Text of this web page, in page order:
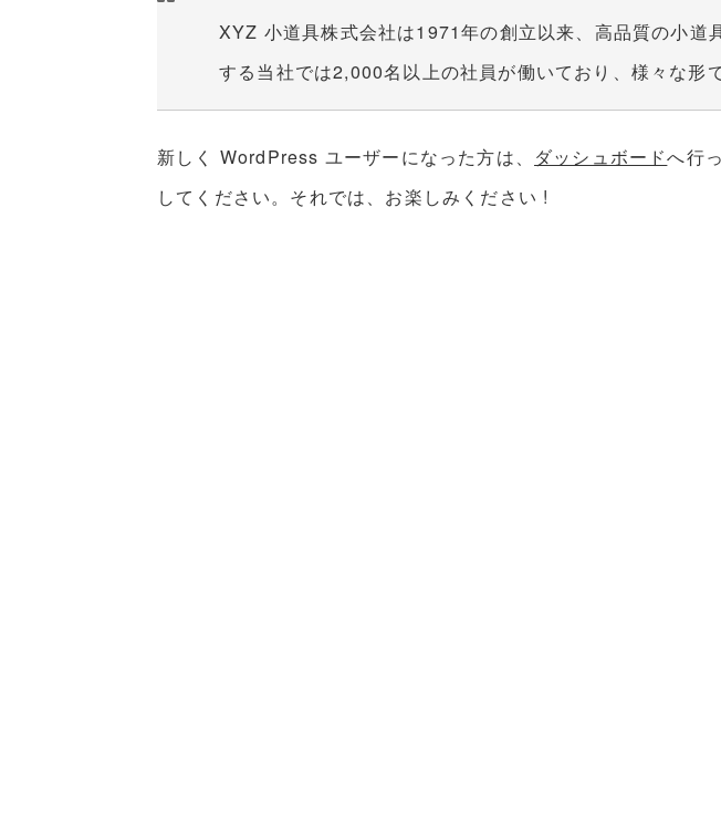
XYZ 小道具株式会社は1971年の創立以来、高品質の小道
する当社では2,000名以上の社員が働いており、様々な形
新しく WordPress ユーザーになった方は、 ダッシュボードへ行
してください。それでは、お楽しみください !